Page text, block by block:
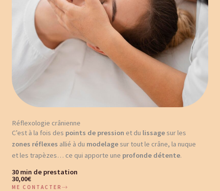
Réflexologie crânienne
C’est à la fois des points de pression et du lissagesur les
zones réflexes allié à du modelagesur tout le crâne, la nuque
et les trapèzes… ce qui apporte une profonde détente.
30 min de prestation
30,00€
ME CONTACTER